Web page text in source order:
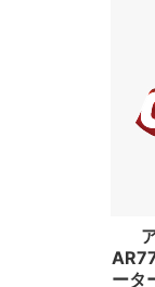
ータ